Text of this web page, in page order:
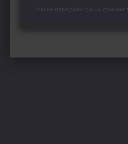
Мы не передаём ваши данные